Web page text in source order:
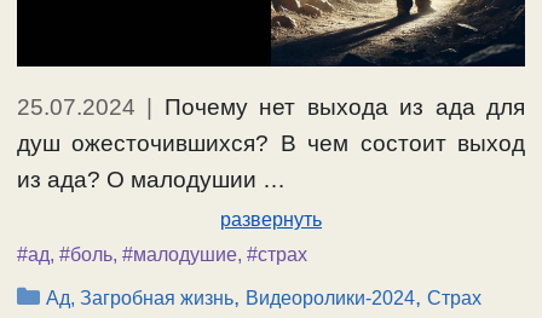
25.07.2024 | Почему нет выхода из ада для
душ ожесточившихся? В чем состоит выход
из ада? О малодушии …
развернуть
#ад, #боль, #малодушие, #страх
Рубрики
Ад, Загробная жизнь, Видеоролики-2024,Страх